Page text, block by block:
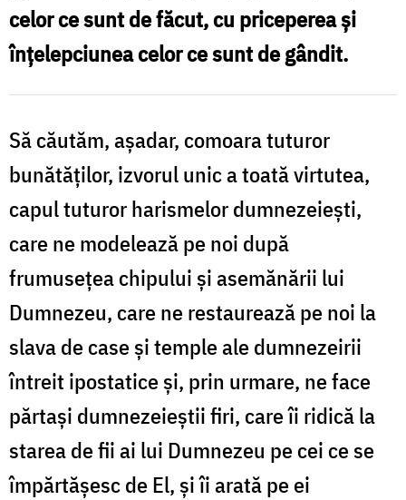
celor ce sunt de făcut, cu priceperea şi
înţelepciunea celor ce sunt de gândit.
Să căutăm, aşadar, comoara tuturor
bunătăţilor, izvorul unic a toată virtutea,
capul tuturor harismelor dumnezeieşti,
care ne modelează pe noi după
frumuseţea chipului şi asemănării lui
Dumnezeu, care ne restaurează pe noi la
slava de case şi temple ale dumnezeirii
întreit ipostatice şi, prin urmare, ne face
părtaşi dumnezeieştii firi, care îi ridică la
starea de fii ai lui Dumnezeu pe cei ce se
împărtăşesc de El, şi îi arată pe ei